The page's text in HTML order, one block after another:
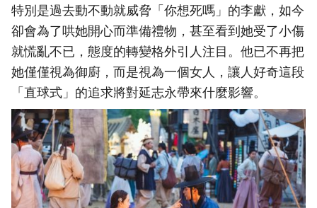
特別是過去動不動就威脅「你想死嗎」的李獻，如今
卻會為了哄她開心而準備禮物，甚至看到她受了小傷
就慌亂不已，態度的轉變格外引人注目。他已不再把
她僅僅視為御廚，而是視為一個女人，讓人好奇這段
「直球式」的追求將對延志永帶來什麼影響。